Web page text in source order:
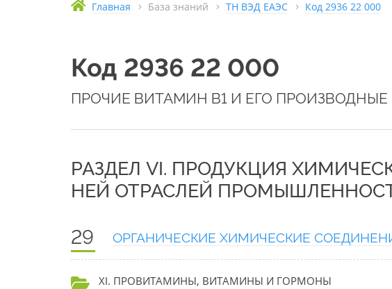
Главная База знаний ТН ВЭД ЕАЭС Код 2936 22 000
Код 2936 22 000
ПРОЧИЕ ВИТАМИН В1 И ЕГО ПРОИЗВОДНЫЕ
РАЗДЕЛ VI. ПРОДУКЦИЯ
НЕЙ ОТРАСЛЕЙ
29 ОРГАНИЧЕСКИЕ ХИМИЧЕСКИЕ
XI. ПРОВИТАМИНЫ, ВИТАМИНЫ И ГОРМОНЫ